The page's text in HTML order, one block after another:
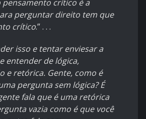
crítico é a
perguntar direito tem que
crítico.” . . .
isso e tentar enviesar a
entender de lógica,
e retórica. Gente, como é
pergunta sem lógica? É
fala que é uma retórica
vazia como é que você